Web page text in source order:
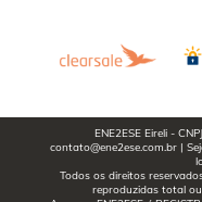
ENE2ESE Eireli -
contato@ene2ese.com.br |
Todos os direitos
reproduzidas total